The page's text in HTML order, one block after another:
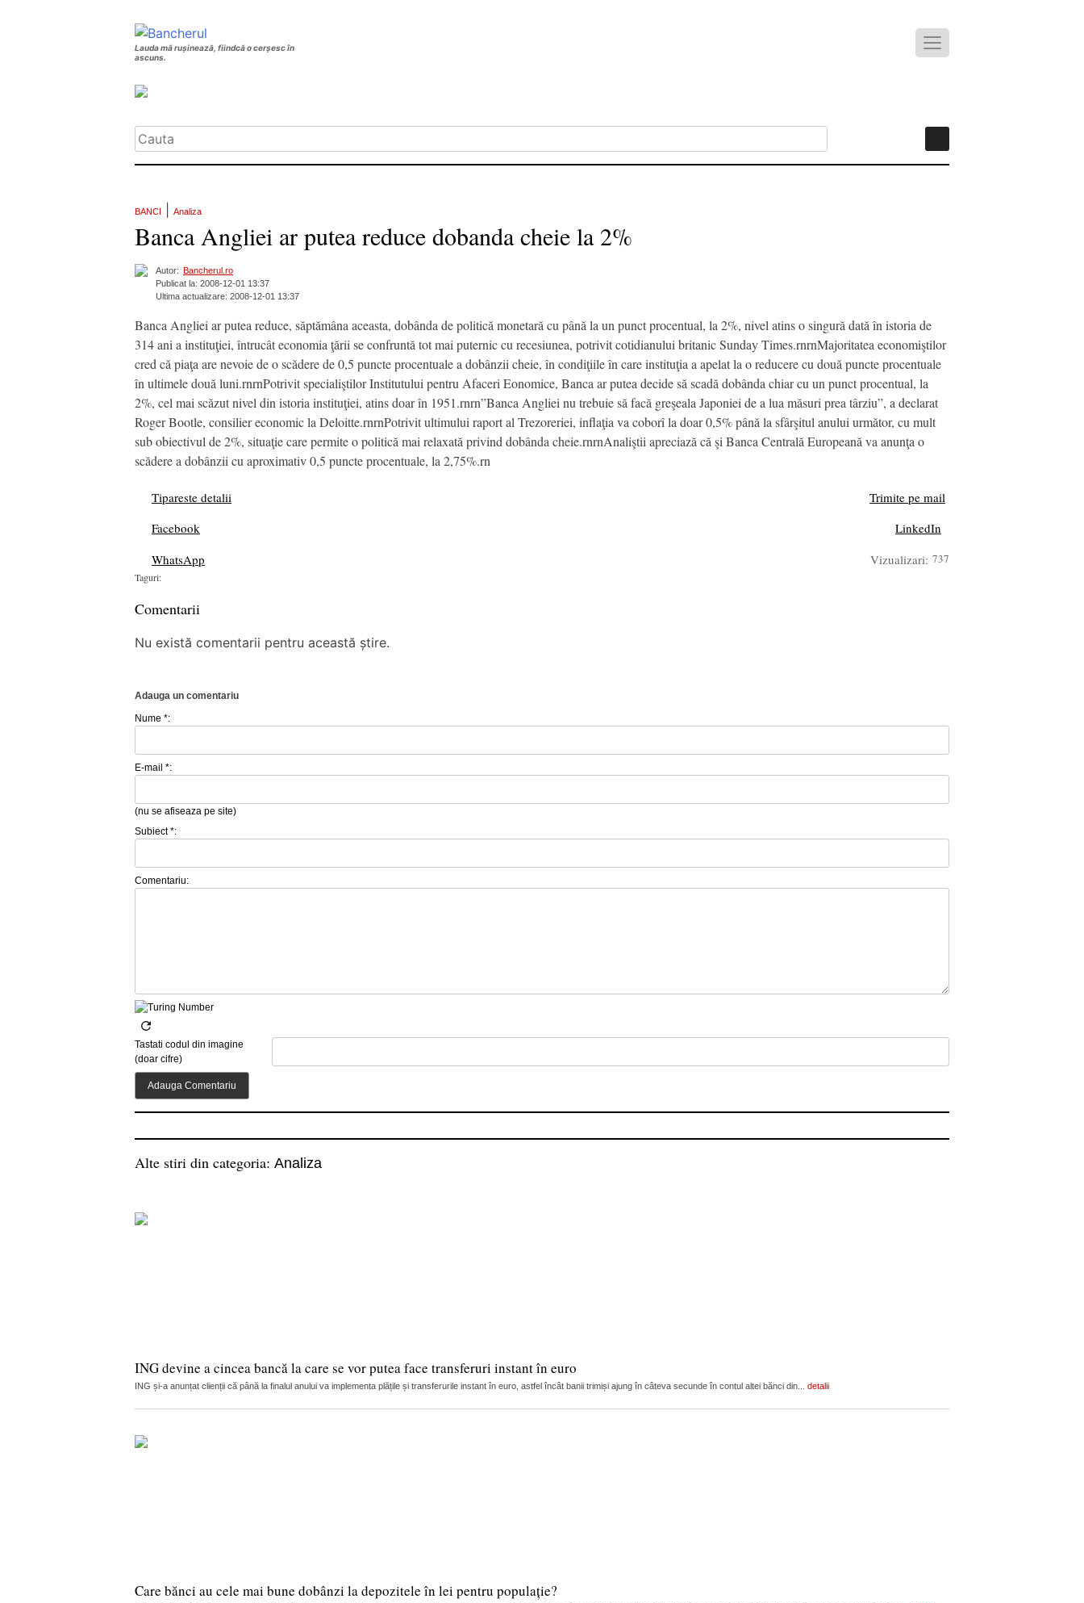
Lauda mă rușinează, fiindcă o cerșesc în
ascuns.
BANCI Analiza
Banca Angliei ar putea reduce dobanda cheie la 2%
Autor: Bancherul.ro
Publicat la: 2008-12-01 13:37
Ultima actualizare: 2008-12-01 13:37
Banca Angliei ar putea reduce, săptămâna aceasta, dobânda de politică monetară cu până la un punct procentual, la 2%, nivel atins o singură dată în istoria de
314 ani a instituţiei, întrucât economia ţării se confruntă tot mai puternic cu recesiunea, potrivit cotidianului britanic Sunday Times.rnrnMajoritatea economiştilor
cred că piaţa are nevoie de o scădere de 0,5 puncte procentuale a dobânzii cheie, în condiţiile în care instituţia a apelat la o reducere cu două puncte procentuale
în ultimele două luni.rnrnPotrivit specialiştilor Institutului pentru Afaceri Eonomice, Banca ar putea decide să scadă dobânda chiar cu un punct procentual, la
2%, cel mai scăzut nivel din istoria instituţiei, atins doar în 1951.rnrn”Banca Angliei nu trebuie să facă greşeala Japoniei de a lua măsuri prea târziu”, a declarat
Roger Bootle, consilier economic la Deloitte.rnrnPotrivit ultimului raport al Trezoreriei, inflaţia va coborî la doar 0,5% până la sfârşitul anului următor, cu mult
sub obiectivul de 2%, situaţie care permite o politică mai relaxată privind dobânda cheie.rnrnAnaliştii apreciază că şi Banca Centrală Europeană va anunţa o
scădere a dobânzii cu aproximativ 0,5 puncte procentuale, la 2,75%.rn
Tipareste detalii
Trimite pe mail
Facebook
LinkedIn
WhatsApp
Vizualizari: 737
Taguri:
Comentarii
Nu există comentarii pentru această știre.
Adauga un comentariu
Nume *:
E-mail *:
(nu se afiseaza pe site)
Subiect *:
Comentariu:
Tastati codul din imagine
(doar cifre)
Alte stiri din categoria: Analiza
ING devine a cincea bancă la care se vor putea face transferuri instant în euro
ING și-a anunțat clienții că până la finalul anului va implementa plățile și transferurile instant în euro, astfel încât banii trimiși ajung în câteva secunde în contul altei bănci din... detalii
Care bănci au cele mai bune dobânzi la depozitele în lei pentru populație?